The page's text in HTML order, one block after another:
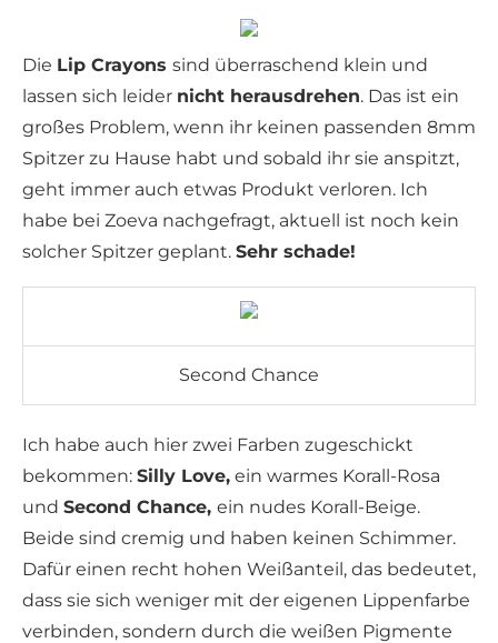
Die Lip Crayons sind überraschend klein und
lassen sich leider nicht herausdrehen. Das ist ein
großes Problem, wenn ihr keinen passenden 8mm
Spitzer zu Hause habt und sobald ihr sie anspitzt,
geht immer auch etwas Produkt verloren. Ich
habe bei Zoeva nachgefragt, aktuell ist noch kein
solcher Spitzer geplant. Sehr schade!
Second Chance
Ich habe auch hier zwei Farben zugeschickt
bekommen: Silly Love, ein warmes Korall-Rosa
und Second Chance, ein nudes Korall-Beige.
Beide sind cremig und haben keinen Schimmer.
Dafür einen recht hohen Weißanteil, das bedeutet,
dass sie sich weniger mit der eigenen Lippenfarbe
verbinden, sondern durch die weißen Pigmente